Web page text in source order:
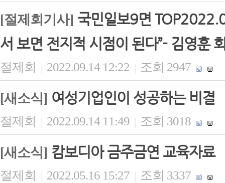
[절제회기사] 국민일보9면
서 보면 전지적 시점이 된다”- 김영훈
절제회 | 2022.09.14 12:22 | 조회 2947
[새소식] 여성기업인이 성공하는 비결
절제회 | 2022.09.14 11:49 | 조회 3018
[새소식] 캄보디아 금주금연 교육자료
절제회 | 2022.05.16 15:27 | 조회 3337